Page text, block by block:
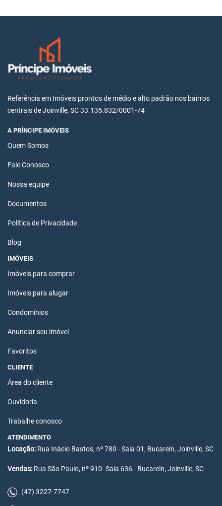
Referência em Imóveis prontos de médio e alto padrão nos bairros
centrais de Joinville, SC 33.135.832/0001-74
A PRÍNCIPE IMÓVEIS
Quem Somos
Fale Conosco
Nossa equipe
Documentos
Política de Privacidade
Blog
IMÓVEIS
Imóveis para comprar
Imóveis para alugar
Condomínios
Anunciar seu imóvel
Favoritos
CLIENTE
Área do cliente
Ouvidoria
Trabalhe conosco
ATENDIMENTO
Locação: Rua Inácio Bastos, nº 780 - Sala 01, Bucarein, Joinville, SC
Vendas: Rua São Paulo, nº 910- Sala 636 - Bucarein, Joinville, SC
(47) 3227-7747